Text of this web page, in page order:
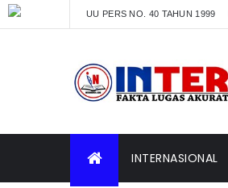
UU PERS NO. 40 TAHUN 1999
INTERNASIONAL